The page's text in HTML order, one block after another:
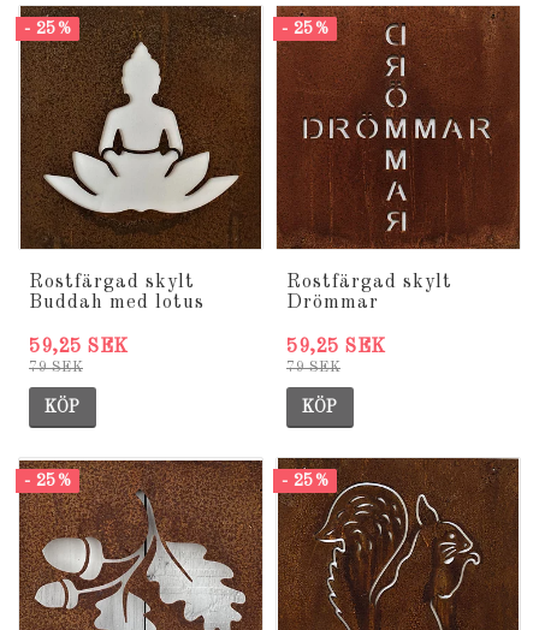
- 25%
Rostfärgad skylt
Buddah med lotus
79 SEK
59,25 SEK
KÖP
- 25%
Rostfärgad skylt
Drömmar
79 SEK
59,25 SEK
KÖP
- 25% - 25%